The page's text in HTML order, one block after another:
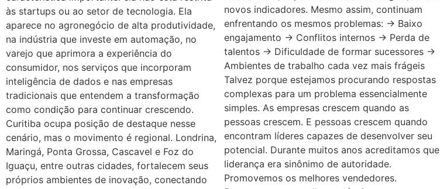
às startups ou ao setor de tecnologia. Ela
aparece no agronegócio de alta produtividade,
na indústria que investe em automação, no
varejo que aprimora a experiência do
consumidor, nos serviços que incorporam
inteligência de dados e nas empresas
tradicionais que entendem a transformação
como condição para continuar crescendo.
Curitiba ocupa posição de destaque nesse
cenário, mas o movimento é regional. Londrina,
Maringá, Ponta Grossa, Cascavel e Foz do
Iguaçu, entre outras cidades, fortalecem seus
próprios ambientes de inovação, conectando
novos indicadores. Mesmo assim, continuam
enfrentando os mesmos problemas: → Baixo
engajamento → Conflitos internos → Perda de
talentos → Dificuldade de formar sucessores →
Ambientes de trabalho cada vez mais frágeis
Talvez porque estejamos procurando respostas
complexas para um problema essencialmente
simples. As empresas crescem quando as
pessoas crescem. E pessoas crescem quando
encontram líderes capazes de desenvolver seu
potencial. Durante muitos anos acreditamos que
liderança era sinônimo de autoridade.
Promovemos os melhores vendedores.